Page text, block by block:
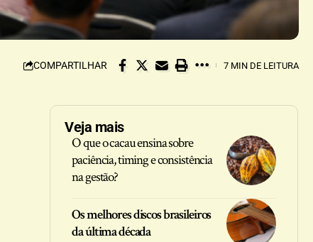
COMPARTILHAR 7 MIN DE LEITURA
Veja mais
O que o cacau ensina sobre
paciência, timing e consistência
na gestão?
Os melhores discos brasileiros
da última década